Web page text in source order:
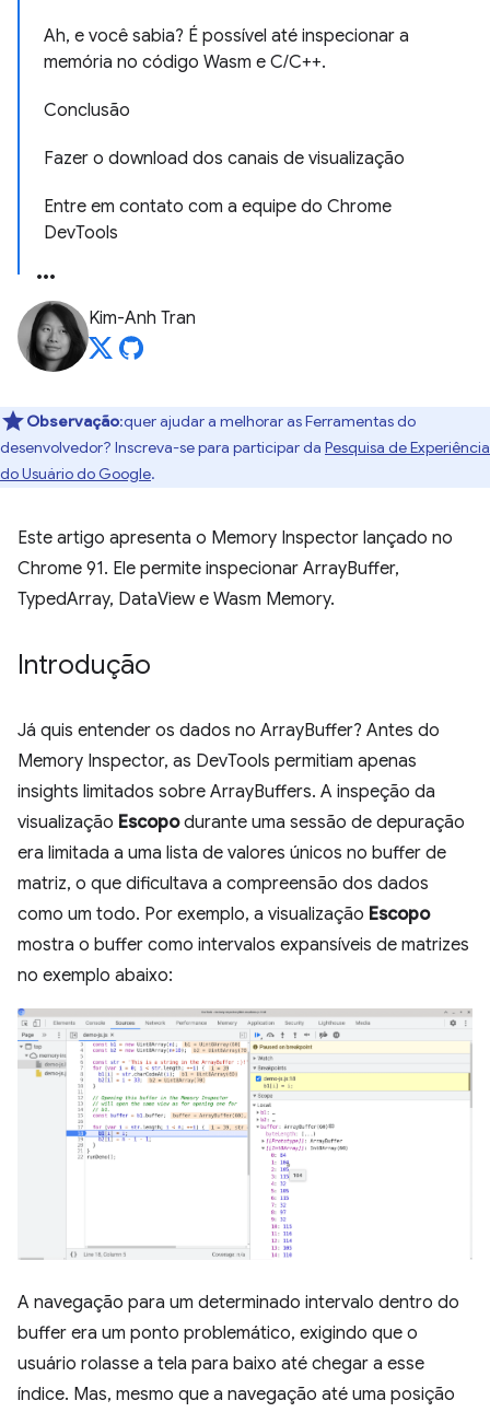
Ah, e você sabia? É possível até inspecionar a
memória no código Wasm e C/C++.
Conclusão
Fazer o download dos canais de visualização
Entre em contato com a equipe do Chrome
DevTools
Kim-Anh Tran
Observação:quer ajudar a melhorar as Ferramentas do
desenvolvedor? Inscreva-se para participar da Pesquisa de Experiência
do Usuário do Google.
Este artigo apresenta o Memory Inspector lançado no
Chrome 91. Ele permite inspecionar ArrayBuffer,
TypedArray, DataView e Wasm Memory.
Introdução
Já quis entender os dados no ArrayBuffer? Antes do
Memory Inspector, as DevTools permitiam apenas
insights limitados sobre ArrayBuffers. A inspeção da
visualização Escopodurante uma sessão de depuração
era limitada a uma lista de valores únicos no buffer de
matriz, o que dificultava a compreensão dos dados
como um todo. Por exemplo, a visualização Escopo
mostra o buffer como intervalos expansíveis de matrizes
no exemplo abaixo:
A navegação para um determinado intervalo dentro do
buffer era um ponto problemático, exigindo que o
usuário rolasse a tela para baixo até chegar a esse
índice. Mas, mesmo que a navegação até uma posição